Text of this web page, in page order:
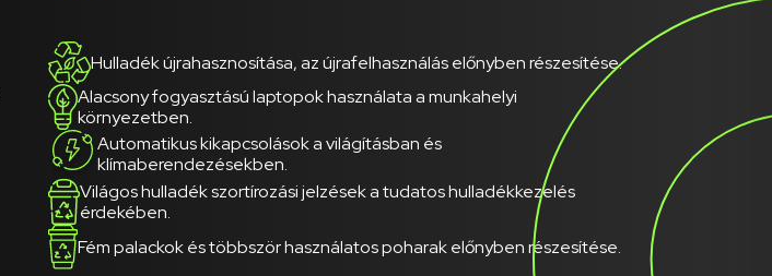
Hulladék újrahasznosítása, az újrafelhasználás előnyben részesítése.
Alacsony fogyasztású laptopok használata a munkahelyi
környezetben.
Automatikus kikapcsolások a világításban és
klímaberendezésekben.
Világos hulladék szortírozási jelzések a tudatos hulladékkezelés
érdekében.
Fém palackok és többször használatos poharak előnyben részesítése.